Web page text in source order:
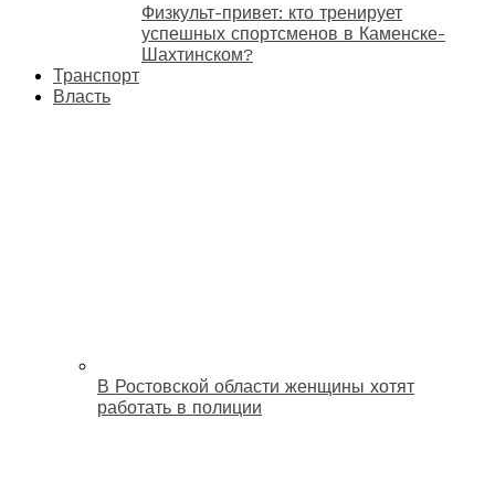
Физкульт-привет: кто тренирует
успешных спортсменов в Каменске-
Шахтинском?
Транспорт
Власть
В Ростовской области женщины хотят
работать в полиции